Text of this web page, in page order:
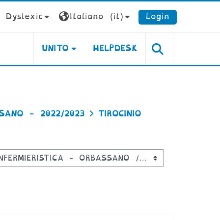
Italiano ‎(it)‎ Login
UNITO HELPDESK
- 2022/2023 TIROCINIO